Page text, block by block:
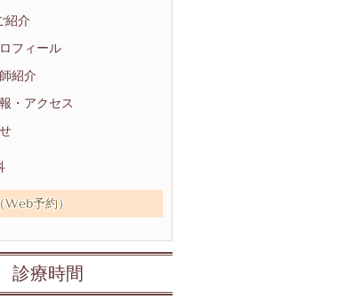
紹介
フィール
紹介
・アクセス
Web予約）
診療時間